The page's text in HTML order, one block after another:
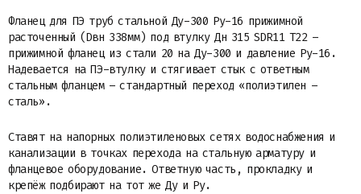
Фланец для ПЭ труб стальной Ду-300 Ру-16 прижимной
расточенный (Dвн 338мм) под втулку Дн 315 SDR11 Т22 –
прижимной фланец из стали 20 на Ду-300 и давление Ру-16.
Надевается на ПЭ-втулку и стягивает стык с ответным
стальным фланцем – стандартный переход «полиэтилен –
сталь».
Ставят на напорных полиэтиленовых сетях водоснабжения и
канализации в точках перехода на стальную арматуру и
фланцевое оборудование. Ответную часть, прокладку и
крепёж подбирают на тот же Ду и Ру.